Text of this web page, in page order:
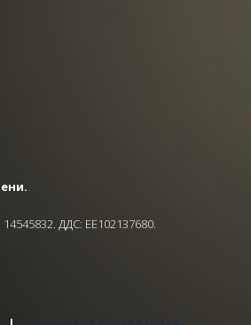
ДДС: EE102137680.